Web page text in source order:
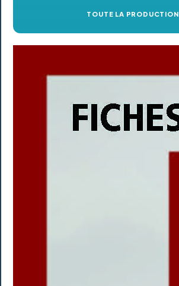
TOUTE LA PRODUCTION